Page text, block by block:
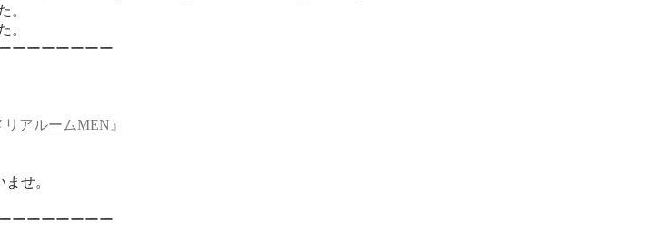
。
。
ーーーーーーー
リアルームMEN 』
せ。
ーーーーーーー